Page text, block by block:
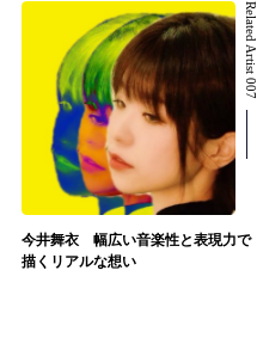
Related Artist 007
今井舞衣 幅広い音楽性と表現力で
描くリアルな想い